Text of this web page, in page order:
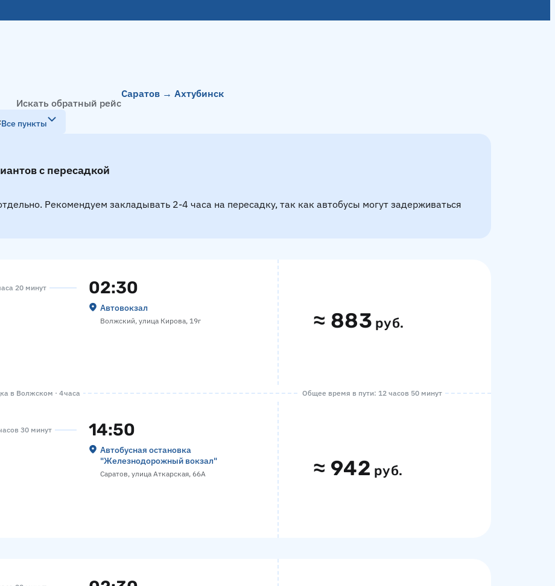
Искать обратный рейс
Саратов → Ахтубинск
Все пункты
с пересадкой
Рекомендуем закладывать 2-4 часа на пересадку, так как автобусы могут задерживаться
20 минут 02:30
Автовокзал
Волжский, улица Кирова, 19г ≈ 883 руб.
в Волжском · 4 часа Общее время в пути: 12 часов 50 минут
30 минут 14:50
Автобусная остановка
"Железнодорожный вокзал"
Саратов, улица Аткарская, 66А ≈ 942 руб.